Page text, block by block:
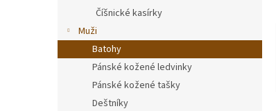
Číšnické kasírky
Muži
Batohy
Pánské kožené ledvinky
Pánské kožené tašky
Deštníky